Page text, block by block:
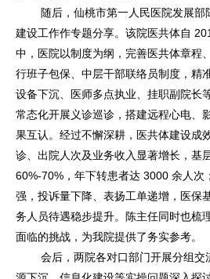
随后，仙桃市第一人民医院发展
建设工作作专题分享。该院医共体自
中，医院以制度为纲，完善医共体章程
行班子包保、中层干部联络员制度，精
设备下沉、医师多点执业、挂职副院长
常态化开展义诊巡诊，搭建远程心电、
果互认。经过不懈深耕，医共体建设成
诊、出院人次及业务收入显著增长，基
60%-70%，年下转患者达 3000 余人次
强，投诉量下降、表扬工单递增，医保
务人员待遇稳步提升。陈主任同时也梳
面临的挑战，为我院提供了务实参考。
会后，两院各对口部门开展分组交